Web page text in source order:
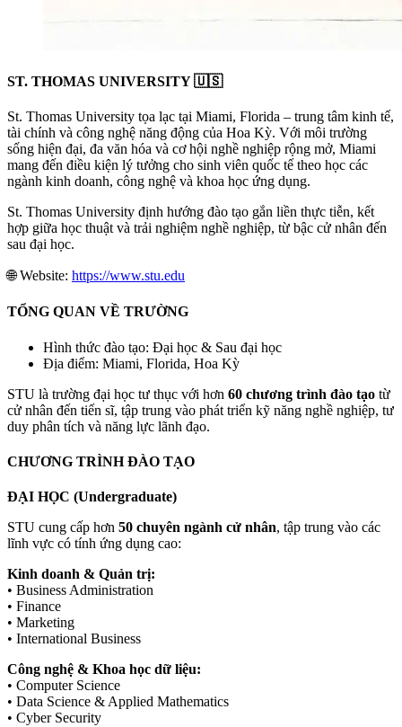
ST. THOMAS UNIVERSITY 🇺🇸
St. Thomas University tọa lạc tại Miami, Florida – trung tâm kinh tế,
tài chính và công nghệ năng động của Hoa Kỳ. Với môi trường
sống hiện đại, đa văn hóa và cơ hội nghề nghiệp rộng mở, Miami
mang đến điều kiện lý tưởng cho sinh viên quốc tế theo học các
ngành kinh doanh, công nghệ và khoa học ứng dụng.
St. Thomas University định hướng đào tạo gắn liền thực tiễn, kết
hợp giữa học thuật và trải nghiệm nghề nghiệp, từ bậc cử nhân đến
sau đại học.
🌐 Website: https://www.stu.edu
TỔNG QUAN VỀ TRƯỜNG
Hình thức đào tạo: Đại học & Sau đại học
Địa điểm: Miami, Florida, Hoa Kỳ
STU là trường đại học tư thục với hơn 60 chương trình đào tạo từ
cử nhân đến tiến sĩ, tập trung vào phát triển kỹ năng nghề nghiệp, tư
duy phân tích và năng lực lãnh đạo.
CHƯƠNG TRÌNH ĐÀO TẠO
ĐẠI HỌC (Undergraduate)
STU cung cấp hơn 50 chuyên ngành cử nhân, tập trung vào các
lĩnh vực có tính ứng dụng cao:
Kinh doanh & Quản trị:
• Business Administration
• Finance
• Marketing
• International Business
Công nghệ & Khoa học dữ liệu:
• Computer Science
• Data Science & Applied Mathematics
• Cyber Security